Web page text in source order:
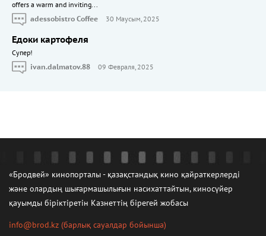
offers a warm and inviting...
adessobistro Coffee
30 Маусым, 2025
Едоки картофеля
Cупер!
ivan.dalmatov.88
09 Февраля, 2025
«Бродвей» кинопорталы - қазақстандық кино қайраткерлерді
және олардың шығармашылығын насихаттайтын, киносүйер
қауымды біріктіретін Казнеттің бірегей жобасы
info@brod.kz (барлық сауалдар бойынша)